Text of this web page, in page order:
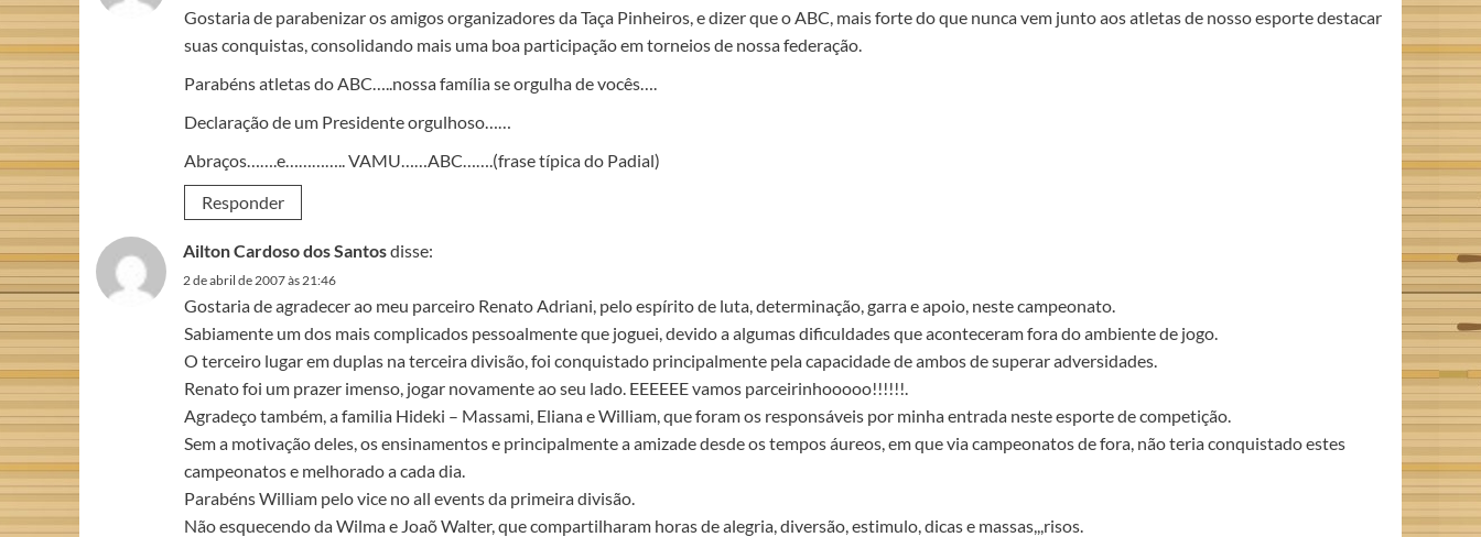
Gostaria de parabenizar os amigos organizadores da Taça Pinheiros, e dizer que o ABC, mais forte do que nunca vem junto aos atletas de nosso esporte destacar
suas conquistas, consolidando mais uma boa participação em torneios de nossa federação.
Parabéns atletas do ABC…..nossa família se orgulha de vocês….
Declaração de um Presidente orgulhoso……
Abraços…….e………….. VAMU……ABC…….(frase típica do Padial)
Responder
Ailton Cardoso dos Santosdisse:
2 de abril de 2007 às 21:46
Gostaria de agradecer ao meu parceiro Renato Adriani, pelo espírito de luta, determinação, garra e apoio, neste campeonato.
Sabiamente um dos mais complicados pessoalmente que joguei, devido a algumas dificuldades que aconteceram fora do ambiente de jogo.
O terceiro lugar em duplas na terceira divisão, foi conquistado principalmente pela capacidade de ambos de superar adversidades.
Renato foi um prazer imenso, jogar novamente ao seu lado. EEEEEE vamos parceirinhooooo!!!!!!.
Agradeço também, a familia Hideki – Massami, Eliana e William, que foram os responsáveis por minha entrada neste esporte de competição.
Sem a motivação deles, os ensinamentos e principalmente a amizade desde os tempos áureos, em que via campeonatos de fora, não teria conquistado estes
campeonatos e melhorado a cada dia.
Parabéns William pelo vice no all events da primeira divisão.
Não esquecendo da Wilma e Joaõ Walter, que compartilharam horas de alegria, diversão, estimulo, dicas e massas,,,risos.